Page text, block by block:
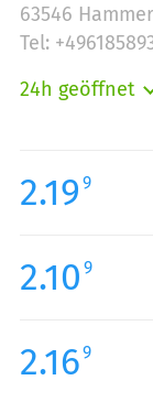
63546
Tel:
24h geöffnet
Mittwoch:
Donnerstag:
Samstag:
Sonntag:
2.19 9
2.10 9
2.169